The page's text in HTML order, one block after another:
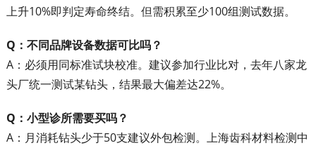
上升10%即判定寿命终结。但需积累至少100组测试数据。
Q：不同品牌设备数据可比吗？
A：必须用同标准试块校准。建议参加行业比对，去年八家龙
头厂统一测试某钻头，结果最大偏差达22%。
Q：小型诊所需要买吗？
A：月消耗钻头少于50支建议外包检测。上海齿科材料检测中